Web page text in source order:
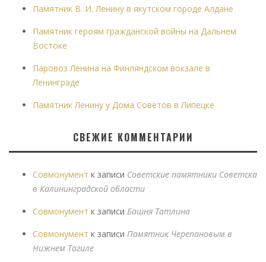
Памятник В. И. Ленину в якутском городе Алдане
Памятник героям гражданской войны на Дальнем
Востоке
Паровоз Ленина на Финляндском вокзале в
Ленинграде
Памятник Ленину у Дома Советов в Липецке
СВЕЖИЕ КОММЕНТАРИИ
Совмонумент к записи Советские памятники Советска
в Калининградской области
Совмонумент к записи Башня Татлина
Совмонумент к записи Памятник Черепановым в
Нижнем Тагиле